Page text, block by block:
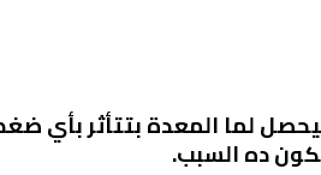
لما المعدة بتتأثر بأي
ده السبب.